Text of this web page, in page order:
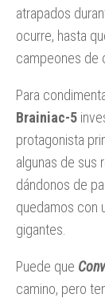
atrapados
ocurre, hasta
campeones de
Para
Brainiac-5
protagonista
algunas de sus
dándonos de
quedamos con
gigantes.
Puede que
camino, pero